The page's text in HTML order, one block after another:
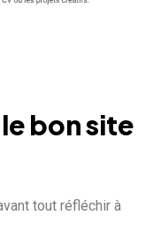
bon site
tout réfléchir à